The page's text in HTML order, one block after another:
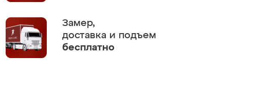
Замер,
доставка и подъем
бесплатно